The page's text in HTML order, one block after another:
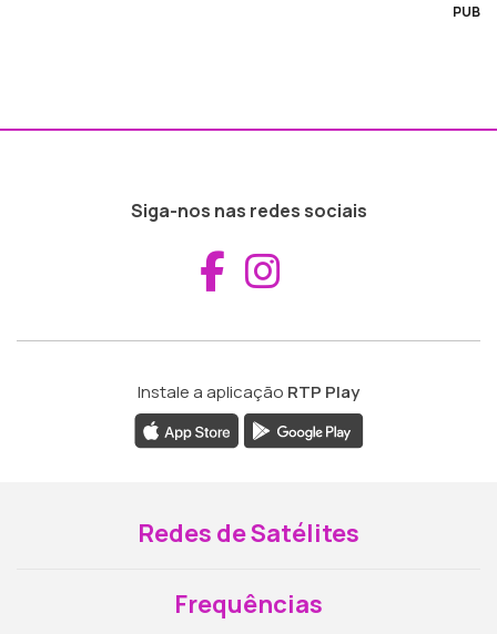
PUB
Siga-nos nas redes sociais
Aceder ao
Instale a aplicação RTP Play
Redes de Satélites
Frequências